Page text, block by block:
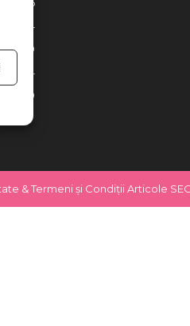
424
379
294
259
& Termeni și Condiții Articole